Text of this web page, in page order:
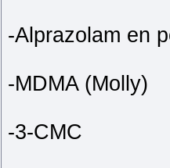
-Alprazolam en
-MDMA (Molly)
-3-CMC